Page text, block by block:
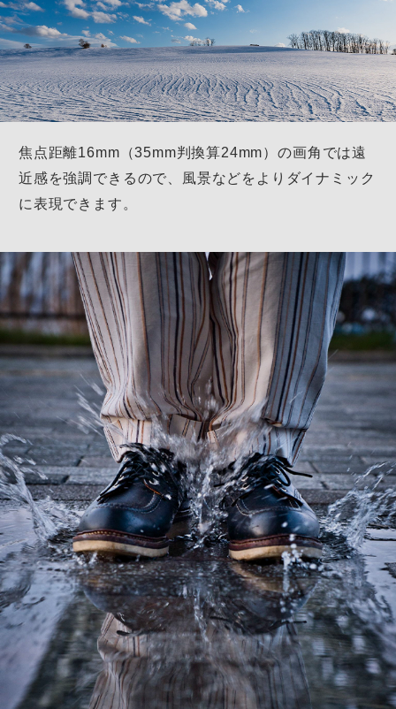
焦点距離16mm（35mm判換算24mm）の画角では遠
近感を強調できるので、
風景などをよりダイナミック
に表現できます。